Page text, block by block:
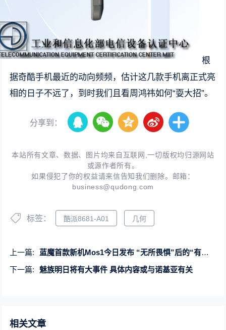
根
据奇酷手机最近的动向频频，估计这几款手机离正式亮
相的日子不远了，到时我们且看周鸿祎如何“耍大招”。
分享到：
本站所有文章、数据、图片均来自互联网,一切版权均归源网站
或源作者所有。
如果侵犯了你的权益请来信告知我们删除。邮箱：
business@qudong.com
标签： 酷派8681-A01 几何
上一篇:
蓝魔首款新机Mos1今日发布 “无所畏惧”后的“有所作为”
下一篇:
魅族明日将有大事件 具体内容或与诺基亚有关
相关文章